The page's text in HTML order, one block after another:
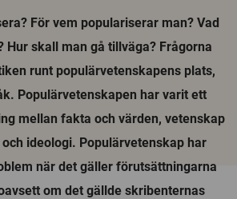
För vem populariserar man? Vad
Hur skall man gå tillväga? Frågorna
runt populärvetenskapens plats,
Populärvetenskapen har varit ett
mellan fakta och värden, vetenskap
ideologi. Populärvetenskap har
när det gäller förutsättningarna
om det gällde skribenternas